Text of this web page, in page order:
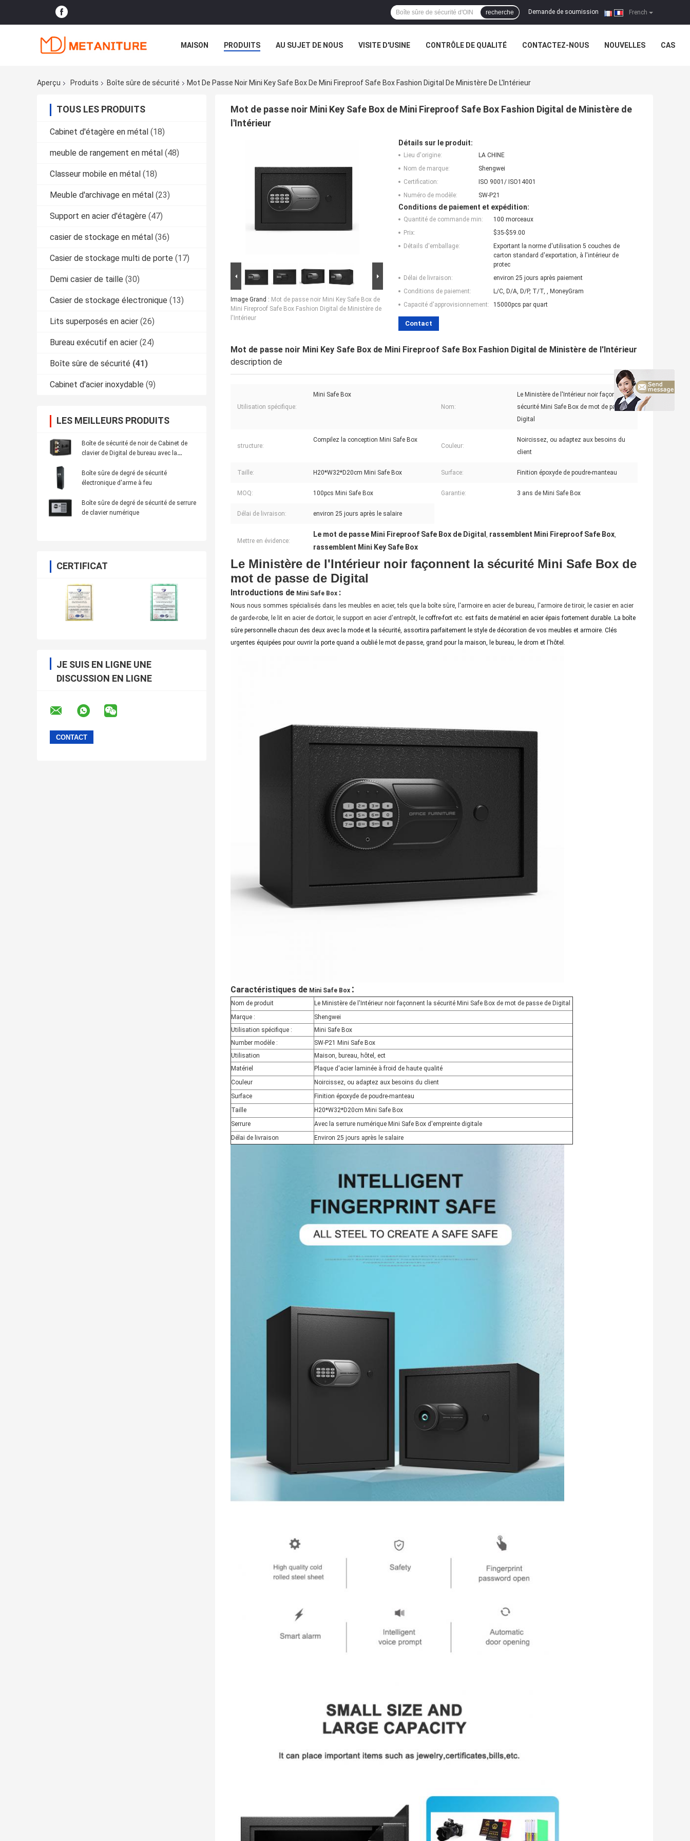
French
Demande de soumission |
recherche
MAISON PRODUITS AU SUJET DE NOUS VISITE D'USINE CONTRÔLE DE QUALITÉ CONTACTEZ-NOUS NOUVELLES CAS
Aperçu Produits Boîte sûre de sécurité Mot De Passe Noir Mini Key Safe Box De Mini Fireproof Safe Box Fashion Digital De Ministère De L'Intérieur
TOUS LES PRODUITS
Cabinet d'étagère en métal (18)
meuble de rangement en métal (48)
Classeur mobile en métal (18)
Meuble d'archivage en métal (23)
Support en acier d'étagère (47)
casier de stockage en métal (36)
Casier de stockage multi de porte (17)
Demi casier de taille (30)
Casier de stockage électronique (13)
Lits superposés en acier (26)
Bureau exécutif en acier (24)
Boîte sûre de sécurité (41)
Cabinet d'acier inoxydable (9)
LES MEILLEURS PRODUITS
Boîte de sécurité de noir de Cabinet de
clavier de Digital de bureau avec la
Boîte sûre de degré de sécurité
électronique d'arme à feu
Boîte sûre de degré de sécurité de serrure
de clavier numérique
CERTIFICAT
JE SUIS EN LIGNE UNE
DISCUSSION EN LIGNE
Mot de passe noir Mini Key Safe Box de Mini Fireproof Safe Box Fashion Digital de Ministère de
l'Intérieur
Image Grand : Mot de passe noir Mini Key Safe Box de
Mini Fireproof Safe Box Fashion Digital de Ministère de
l'Intérieur
Détails sur le produit:
Lieu d'origine:
LA CHINE
Nom de marque:
Shengwei
Certification:
ISO 9001/ ISO14001
Numéro de modèle:
SW-P21
Conditions de paiement et expédition:
Quantité de commande min:
100 morceaux
Prix:
$35-$59.00
Détails d'emballage:
Exportant la norme d'utilisation 5 couches de
carton standard d'exportation, à l'intérieur de
protec
Délai de livraison:
environ 25 jours après paiement
Conditions de paiement:
L/C, D/A, D/P, T/T, , MoneyGram
Capacité d'approvisionnement:
15000pcs par quart
Contact
Mot de passe noir Mini Key Safe Box de Mini Fireproof Safe Box Fashion Digital de Ministère de l'Intérieur
description de
Utilisation spécifique:
Mini Safe Box
Nom:
Le Ministère de l'Intérieur noir façonnent la
sécurité Mini Safe Box de mot de passe de
Digital
structure:
Compilez la conception Mini Safe Box
Couleur:
Noircissez, ou adaptez aux besoins du
client
Taille: H20*W32*D20cm Mini Safe Box Surface: Finition époxyde de poudre-manteau
MOQ: 100pcs Mini Safe Box Garantie: 3 ans de Mini Safe Box
Délai de livraison: environ 25 jours après le salaire
Mettre en évidence:
Le mot de passe Mini Fireproof Safe Box de Digital , rassemblent Mini Fireproof Safe Box,
rassemblent Mini Key Safe Box
Le Ministère de l'Intérieur noir façonnent la sécurité Mini Safe Box de
mot de passe de Digital
Introductions de Mini Safe Box :
Nous nous sommes spécialisés dans les meubles en acier, tels que la boîte sûre, l'armoire en acier de bureau, l'armoire de tiroir, le casier en acier
de garde-robe, le lit en acier de dortoir, le support en acier d'entrepôt, le coffre-fort etc. est faits de matériel en acier épais fortement durable. La boîte
sûre personnelle chacun des deux avec la mode et la sécurité, assortira parfaitement le style de décoration de vos meubles et armoire. Clés
urgentes équipées pour ouvrir la porte quand a oublié le mot de passe, grand pour la maison, le bureau, le drom et l'hôtel.
Caractéristiques de Mini Safe Box :
Nom de produit
Le Ministère de l'Intérieur noir façonnent la sécurité Mini Safe Box de mot de passe de Digital
Marque :
Shengwei
Utilisation spécifique :
Mini Safe Box
Number modèle :
SW-P21 Mini Safe Box
Utilisation
Maison, bureau, hôtel, ect
Matériel
Plaque d'acier laminée à froid de haute qualité
Couleur
Noircissez, ou adaptez aux besoins du client
Surface
Finition époxyde de poudre-manteau
Taille
H20*W32*D20cm Mini Safe Box
Serrure
Avec la serrure numérique Mini Safe Box d'empreinte digitale
Délai de livraison
Environ 25 jours après le salaire